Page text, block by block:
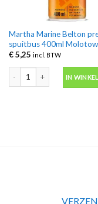
Martha Marine Belton
spuitbus 400ml Molotow
€5,25 incl. BTW
Martha Marine Belton
IN